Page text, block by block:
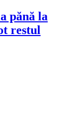
pănă la
restul